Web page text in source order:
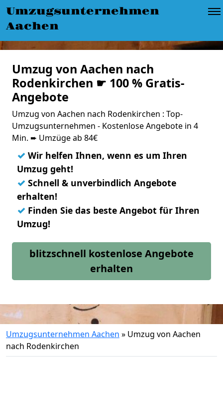
Umzugsunternehmen
Aachen
Umzug von Aachen nach
Rodenkirchen ☛ 100 % Gratis-
Angebote
Umzug von Aachen nach Rodenkirchen : Top-
Umzugsunternehmen - Kostenlose Angebote in 4
Min. ➨ Umzüge ab 84€
✓ Wir helfen Ihnen, wenn es um Ihren
Umzug geht!
✓ Schnell & unverbindlich Angebote
erhalten!
✓ Finden Sie das beste Angebot für Ihren
Umzug!
blitzschnell kostenlose Angebote
erhalten
Umzugsunternehmen Aachen » Umzug von Aachen
nach Rodenkirchen